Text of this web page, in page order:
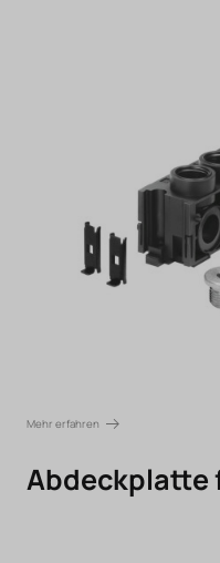
Mehr erfahren
Abdeckplatte